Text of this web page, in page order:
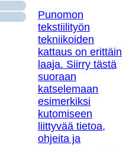
Punomon
tekstiilityön
tekniikoiden
kattaus on erittäin
laaja. Siirry tästä
suoraan
katselemaan
esimerkiksi
kutomiseen
liittyvää tietoa,
ohjeita ja